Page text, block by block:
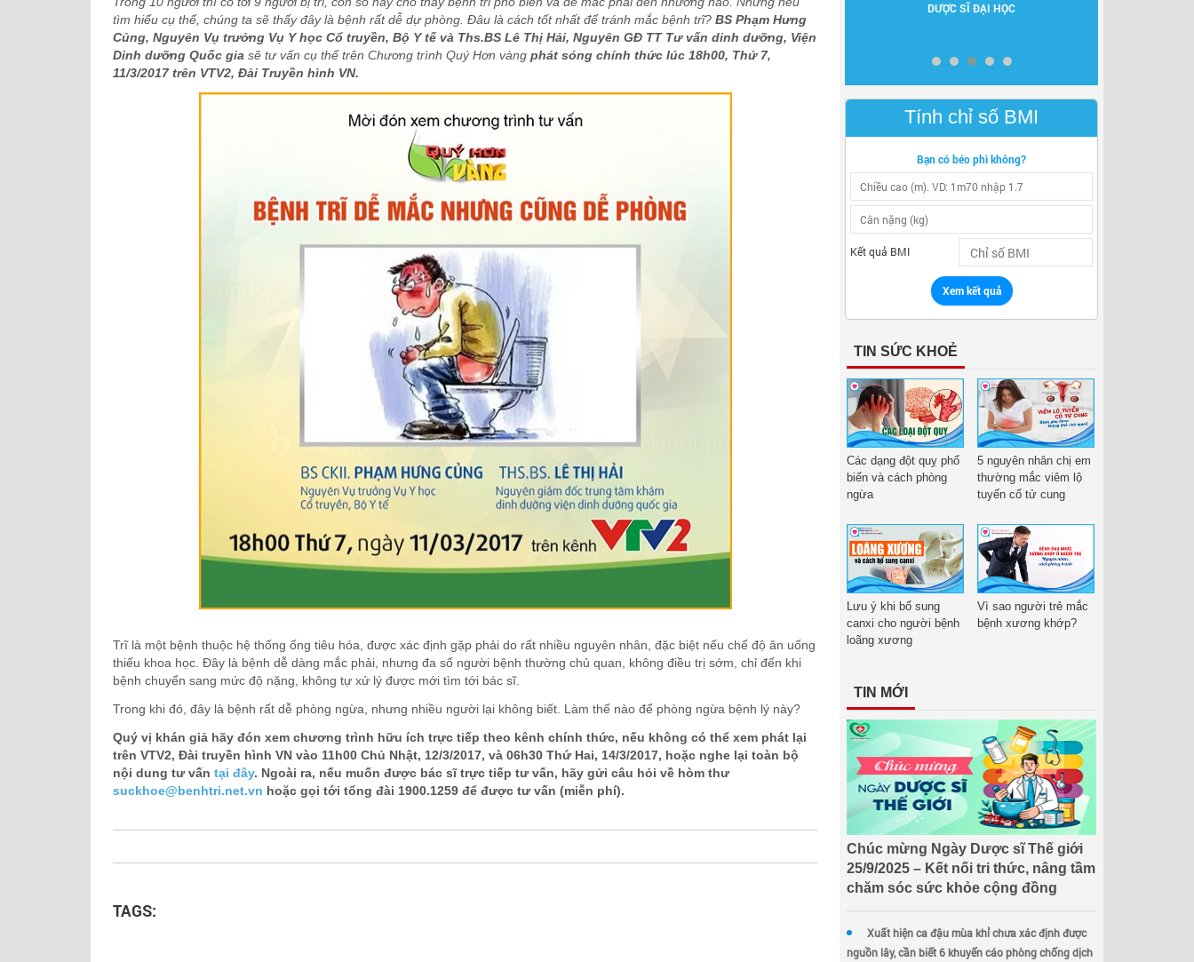
tìm hiểu cụ thể, chúng ta sẽ thấy đây là bệnh rất dễ dự phòng. Đâu là cách tốt nhất để tránh mắc bệnh trĩ? BS Phạm Hưng
Củng, Nguyên Vụ trưởng Vụ Y học Cổ truyền, Bộ Y tế và Ths.BS Lê Thị Hải, Nguyên GĐ TT Tư vấn dinh dưỡng, Viện
Dinh dưỡng Quốc gia sẽ tư vấn cụ thể trên Chương trình Quý Hơn vàng phát sóng chính thức lúc 18h00, Thứ 7,
11/3/2017 trên VTV2, Đài Truyền hình VN.
Trĩ là một bệnh thuộc hệ thống ống tiêu hóa, được xác định gặp phải do rất nhiều nguyên nhân, đặc biệt nếu chế độ ăn uống
thiếu khoa học. Đây là bệnh dễ dàng mắc phải, nhưng đa số người bệnh thường chủ quan, không điều trị sớm, chỉ đến khi
bệnh chuyển sang mức độ nặng, không tự xử lý được mới tìm tới bác sĩ.
Trong khi đó, đây là bệnh rất dễ phòng ngừa, nhưng nhiều người lại không biết. Làm thế nào để phòng ngừa bệnh lý này?
Quý vị khán giả hãy đón xem chương trình hữu ích trực tiếp theo kênh chính thức, nếu không có thể xem phát lại
trên VTV2, Đài truyền hình VN vào 11h00 Chủ Nhật, 12/3/2017, và 06h30 Thứ Hai, 14/3/2017, hoặc nghe lại toàn bộ
nội dung tư vấn tại đây. Ngoài ra, nếu muốn được bác sĩ trực tiếp tư vấn, hãy gửi câu hỏi về hòm thư
suckhoe@benhtri.net.vn hoặc gọi tới tổng đài 1900.1259 để được tư vấn (miễn phí).
TAGS:
NGUYÊN GĐ TT DINH DƯỠNG VIỆN
DDQG
CHUYÊN GIA TƯ VẤN
CỦNG
BÁC SĨ CHUYÊN KHOA II
DƯỢC SĨ ĐẠI HỌC
Tính chỉ số BMI
Bạn có béo phì không?
Kết quả BMI
Xem kết quả
TIN SỨC KHOẺ
Các dạng đột quỵ phổ
biến và cách phòng
ngừa
5 nguyên nhân chị em
thường mắc viêm lộ
tuyến cổ tử cung
Lưu ý khi bổ sung
canxi cho người bệnh
loãng xương
Vì sao người trẻ mắc
bệnh xương khớp?
TIN MỚI
Chúc mừng Ngày Dược sĩ Thế giới
25/9/2025 – Kết nối tri thức, nâng tầm
chăm sóc sức khỏe cộng đồng
Xuất hiện ca đậu mùa khỉ chưa xác định được
nguồn lây, cần biết 6 khuyến cáo phòng chống dịch